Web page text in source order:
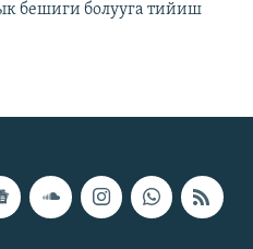
бешиги болууга тийиш